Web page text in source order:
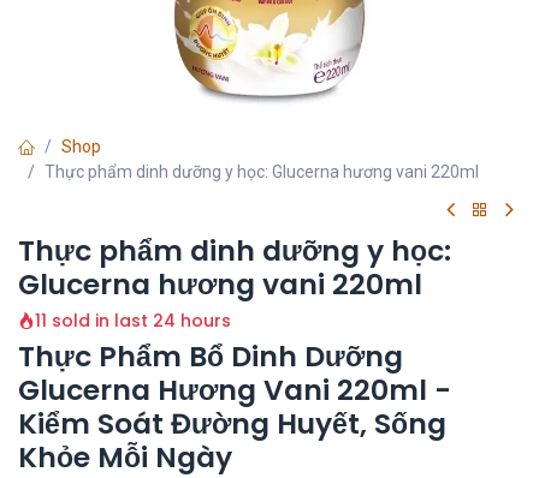
Shop
Thực phẩm dinh dưỡng y học: Glucerna hương vani 220ml
Thực phẩm dinh dưỡng y học:
Glucerna hương vani 220ml
11 sold in last 24 hours
Thực Phẩm Bổ Dinh Dưỡng
Glucerna Hương Vani 220ml -
Kiểm Soát Đường Huyết, Sống
Khỏe Mỗi Ngày